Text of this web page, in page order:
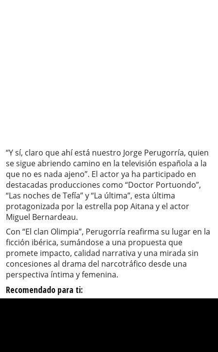
“Y sí, claro que ahí está nuestro Jorge Perugorría, quien
se sigue abriendo camino en la televisión española a la
que no es nada ajeno”. El actor ya ha participado en
destacadas producciones como “Doctor Portuondo”,
“Las noches de Tefía” y “La última”, esta última
protagonizada por la estrella pop Aitana y el actor
Miguel Bernardeau.
Con “El clan Olimpia”, Perugorría reafirma su lugar en la
ficción ibérica, sumándose a una propuesta que
promete impacto, calidad narrativa y una mirada sin
concesiones al drama del narcotráfico desde una
perspectiva íntima y femenina.
Recomendado para ti: